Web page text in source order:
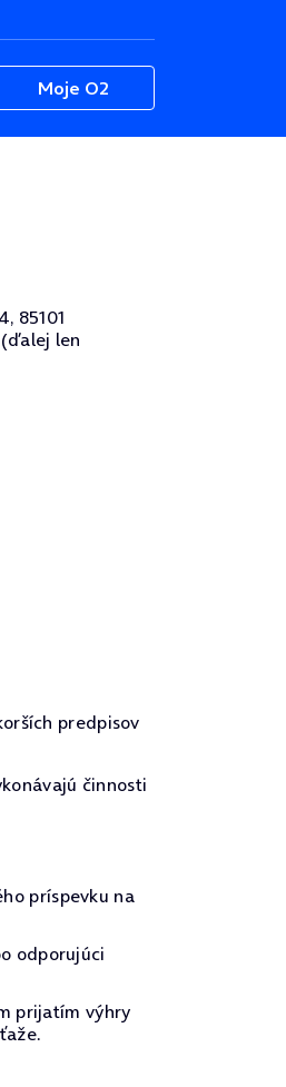
Moje O2
85101
len
predpisov
činnosti
príspevku na
odporujúci
prijatím výhry